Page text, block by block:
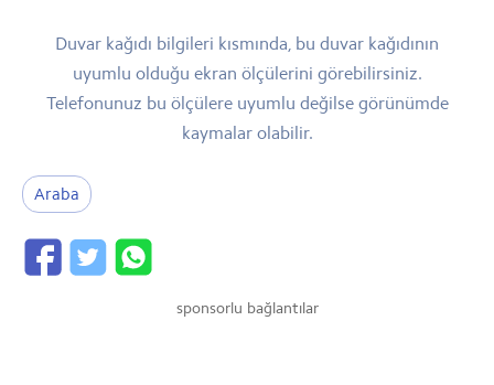
Duvar kağıdı bilgileri kısmında, bu duvar kağıdının
uyumlu olduğu ekran ölçülerini görebilirsiniz.
Telefonunuz bu ölçülere uyumlu değilse görünümde
kaymalar olabilir.
Araba
sponsorlu bağlantılar